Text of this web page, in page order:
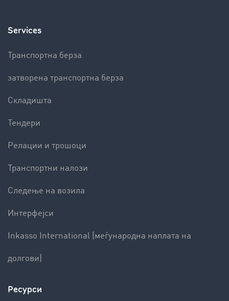
Services
Транспортна берза
затворена транспортна берза
Складишта
Тендери
Релации и трошоци
Транспортни налози
Следење на возила
Интерфејси
Inkasso International (меѓународна наплата на
долгови)
Ресурси